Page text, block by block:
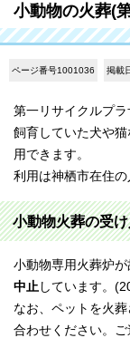
小動物の火葬(
ページ番号1001036 掲載
第一リサイクルプラ
飼育していた犬や
用できます。
利用は神栖市在住の
小動物火葬の受
小動物専用火葬炉が
中止 しています。
なお、ペットを火
合わせください。